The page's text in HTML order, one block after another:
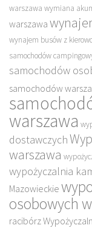
warszawa wymiana
warszawa
wynajem busów z
samochodów
samochodów
samochodów
warszawa
dostawczych
warszawa
wypożyczalnia
Mazowieckie
osobowych
racibórz